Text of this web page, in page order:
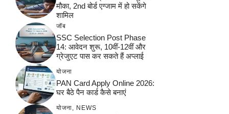
मौका, 2nd बोर्ड एग्जाम में हो सकेंगे
शामिल
जॉब
SSC Selection Post Phase
14: आवेदन शुरू, 10वीं-12वीं और
ग्रेजुएट पास कर सकते हैं अप्लाई
योजना
PAN Card Apply Online 2026:
घर बैठे पैन कार्ड कैसे बनाएं
योजना NEWS